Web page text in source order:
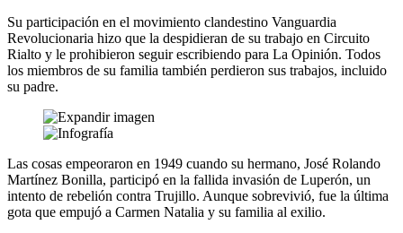
Su participación en el movimiento clandestino Vanguardia
Revolucionaria hizo que la despidieran de su trabajo en Circuito
Rialto y le prohibieron seguir escribiendo para La Opinión. Todos
los miembros de su familia también perdieron sus trabajos, incluido
su padre.
Las cosas empeoraron en 1949 cuando su hermano, José Rolando
Martínez Bonilla, participó en la fallida invasión de Luperón, un
intento de rebelión contra Trujillo. Aunque sobrevivió, fue la última
gota que empujó a Carmen Natalia y su familia al exilio.